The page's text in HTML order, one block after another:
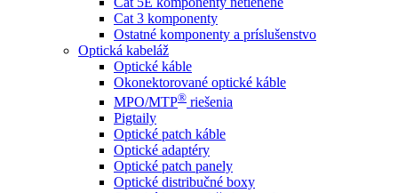
Cat 3 komponenty
Ostatné komponenty a príslušenstvo
Optická kabeláž
Optické káble
Okonektorované optické káble
MPO/MTP® ​ riešenia
Pigtaily
Optické patch káble
Optické adaptéry
Optické patch panely
Optické distribučné boxy